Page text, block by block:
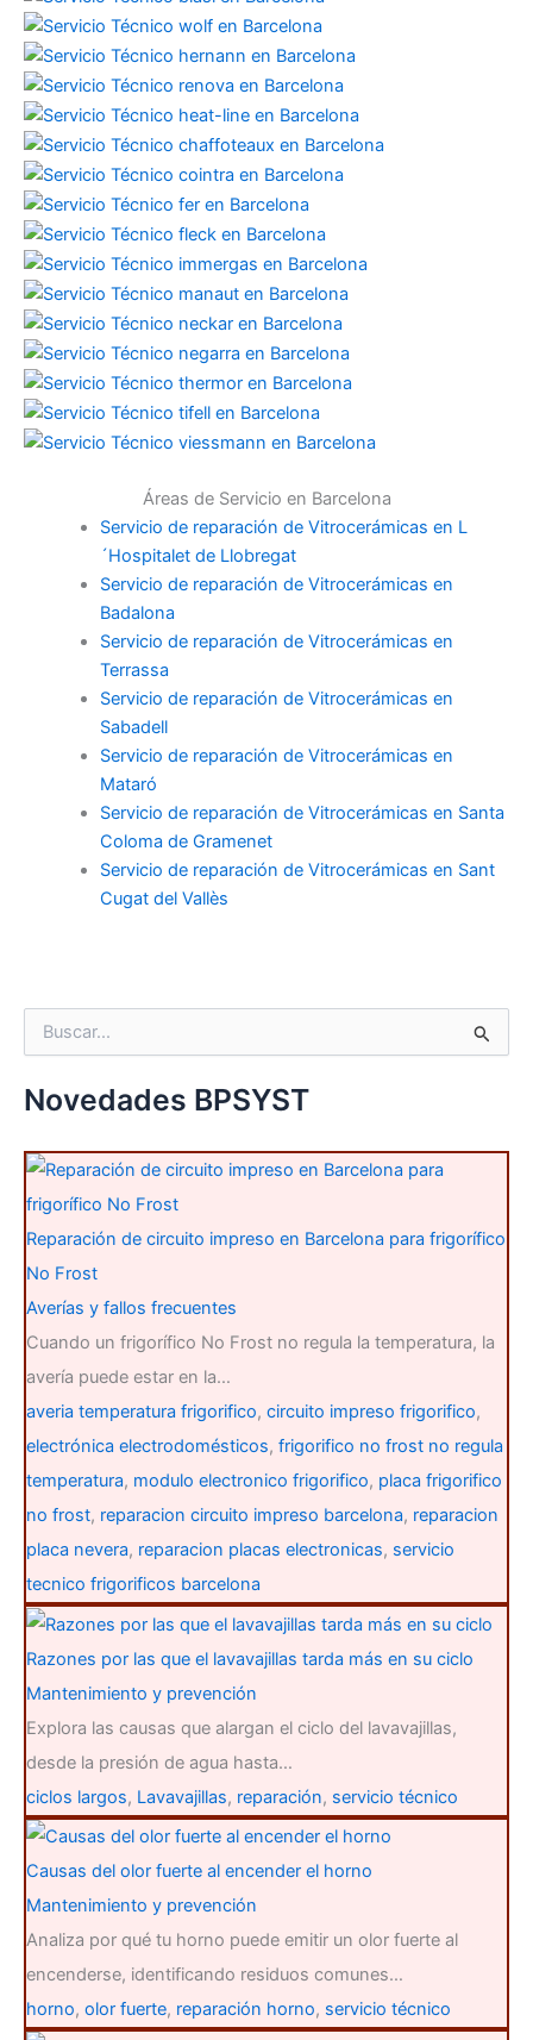
Áreas de Servicio en Barcelona
Servicio de reparación de Vitrocerámicas en L
´Hospitalet de Llobregat
Servicio de reparación de Vitrocerámicas en
Badalona
Servicio de reparación de Vitrocerámicas en
Terrassa
Servicio de reparación de Vitrocerámicas en
Sabadell
Servicio de reparación de Vitrocerámicas en
Mataró
Servicio de reparación de Vitrocerámicas en Santa
Coloma de Gramenet
Servicio de reparación de Vitrocerámicas en Sant
Cugat del Vallès
c
a
p
r
Novedades BPSYST
Reparación de circuito impreso en Barcelona para frigorífico
No Frost
Averías y fallos frecuentes
Cuando un frigorífico No Frost no regula la temperatura, la
avería puede estar en la…
averia temperatura frigorifico, circuito impreso frigorifico,
electrónica electrodomésticos, frigorifico no frost no regula
temperatura, modulo electronico frigorifico, placa frigorifico
no frost, reparacion circuito impreso barcelona, reparacion
placa nevera, reparacion placas electronicas, servicio
tecnico frigorificos barcelona
Razones por las que el lavavajillas tarda más en su ciclo
Mantenimiento y prevención
Explora las causas que alargan el ciclo del lavavajillas,
desde la presión de agua hasta…
ciclos largos, Lavavajillas, reparación, servicio técnico
Causas del olor fuerte al encender el horno
Mantenimiento y prevención
Analiza por qué tu horno puede emitir un olor fuerte al
encenderse, identificando residuos comunes…
horno, olor fuerte, reparación horno, servicio técnico